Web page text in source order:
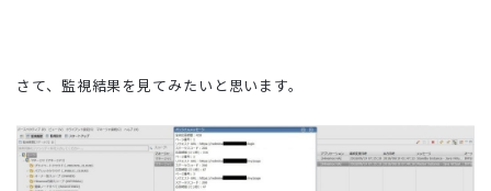
さて、監視結果を見てみたいと思います。